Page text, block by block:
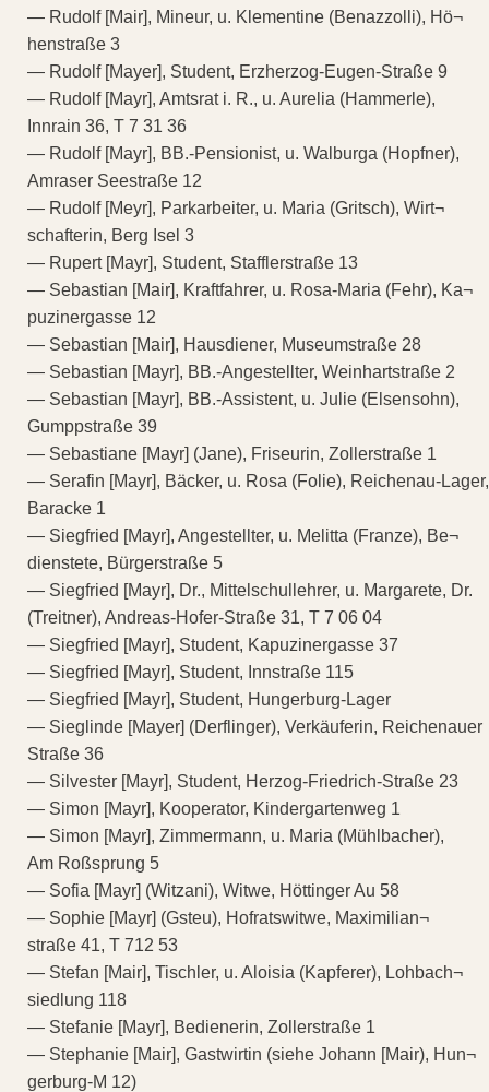
— Rudolf [Mair], Mineur, u. Klementine (Benazzolli), Hö¬
henstraße 3
— Rudolf [Mayer], Student, Erzherzog-Eugen-Straße 9
— Rudolf [Mayr], Amtsrat i. R., u. Aurelia (Hammerle),
Innrain 36, T 7 31 36
— Rudolf [Mayr], BB.-Pensionist, u. Walburga (Hopfner),
Amraser Seestraße 12
— Rudolf [Meyr], Parkarbeiter, u. Maria (Gritsch), Wirt¬
schafterin, Berg Isel 3
— Rupert [Mayr], Student, Stafflerstraße 13
— Sebastian [Mair], Kraftfahrer, u. Rosa-Maria (Fehr), Ka¬
puzinergasse 12
— Sebastian [Mair], Hausdiener, Museumstraße 28
— Sebastian [Mayr], BB.-Angestellter, Weinhartstraße 2
— Sebastian [Mayr], BB.-Assistent, u. Julie (Elsensohn),
Gumppstraße 39
— Sebastiane [Mayr] (Jane), Friseurin, Zollerstraße 1
— Serafin [Mayr], Bäcker, u. Rosa (Folie), Reichenau-Lager,
Baracke 1
— Siegfried [Mayr], Angestellter, u. Melitta (Franze), Be¬
dienstete, Bürgerstraße 5
— Siegfried [Mayr], Dr., Mittelschullehrer, u. Margarete, Dr.
(Treitner), Andreas-Hofer-Straße 31, T 7 06 04
— Siegfried [Mayr], Student, Kapuzinergasse 37
— Siegfried [Mayr], Student, Innstraße 115
— Siegfried [Mayr], Student, Hungerburg-Lager
— Sieglinde [Mayer] (Derflinger), Verkäuferin, Reichenauer
Straße 36
— Silvester [Mayr], Student, Herzog-Friedrich-Straße 23
— Simon [Mayr], Kooperator, Kindergartenweg 1
— Simon [Mayr], Zimmermann, u. Maria (Mühlbacher),
Am Roßsprung 5
— Sofia [Mayr] (Witzani), Witwe, Höttinger Au 58
— Sophie [Mayr] (Gsteu), Hofratswitwe, Maximilian¬
straße 41, T 712 53
— Stefan [Mair], Tischler, u. Aloisia (Kapferer), Lohbach¬
siedlung 118
— Stefanie [Mayr], Bedienerin, Zollerstraße 1
— Stephanie [Mair], Gastwirtin (siehe Johann [Mair), Hun¬
gerburg-M 12)